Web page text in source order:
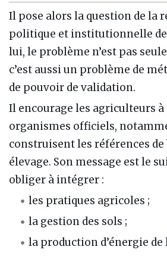
Il pose alors la question de la
politique et institutionnelle
lui, le problème n’est pas
c’est aussi un problème de
de pouvoir de validation.
Il encourage les agriculteurs
organismes officiels,
construisent les références
élevage. Son message est le
obliger à intégrer :
les pratiques agricoles ;
la gestion des sols ;
la production d’énergie de